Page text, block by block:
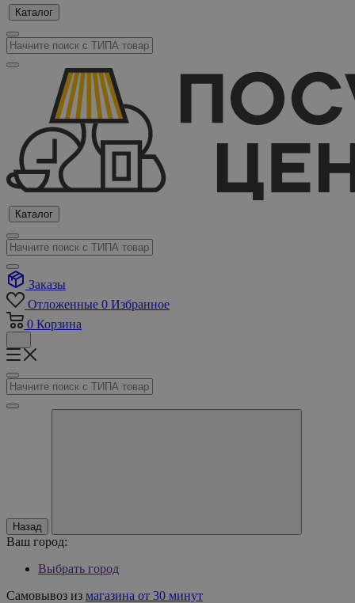
Каталог
Каталог
Заказы
Отложенные 0 Избранное
0 Корзина
Назад
Ваш город:
Выбрать город
Самовывоз из магазина от 30 минут